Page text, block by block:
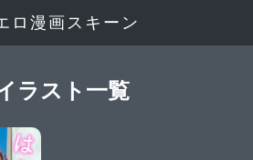
ロ漫画スキーン
ラスト一覧